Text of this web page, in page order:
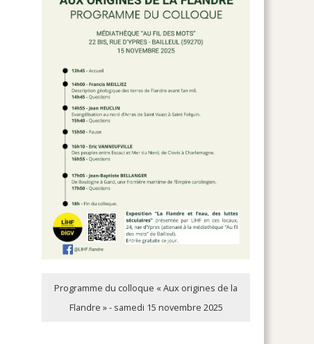
Programme du colloque « Aux origines de la
Flandre » - samedi 15 novembre 2025